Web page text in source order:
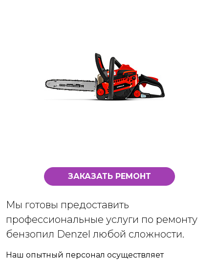
ЗАКАЗАТЬ РЕМОНТ
Мы готовы предоставить
профессиональные услуги по ремонту
бензопил Denzel любой сложности.
Наш опытный персонал осуществляет